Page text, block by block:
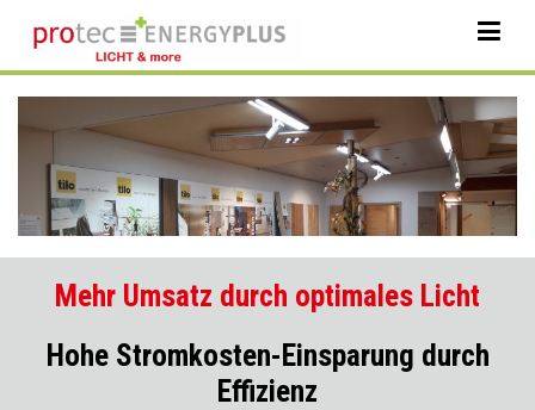
Inhalt
springen
protec ENERGYPLUS GmbH
Mehr Umsatz durch optimales Licht
Hohe Stromkosten-Einsparung durch
Effizienz